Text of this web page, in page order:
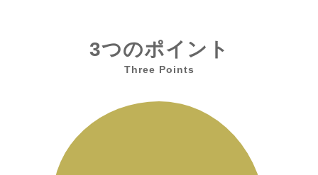
3つのポイント
Three Points